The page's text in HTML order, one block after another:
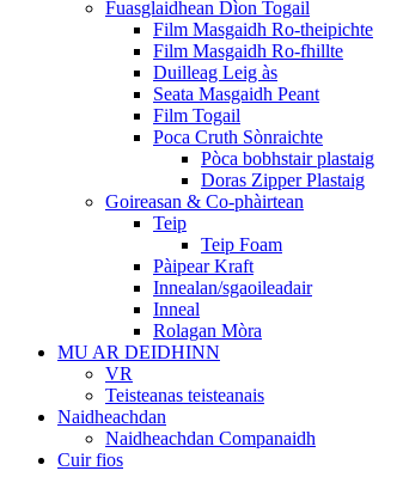
Fuasglaidhean Dìon Togail
Film Masgaidh Ro-theipichte
Film Masgaidh Ro-fhillte
Duilleag Leig às
Seata Masgaidh Peant
Film Togail
Poca Cruth Sònraichte
Pòca bobhstair plastaig
Doras Zipper Plastaig
Goireasan & Co-phàirtean
Teip
Teip Foam
Pàipear Kraft
Innealan/sgaoileadair
Inneal
Rolagan Mòra
MU AR DEIDHINN
VR
Teisteanas teisteanais
Naidheachdan
Naidheachdan Companaidh
Cuir fios